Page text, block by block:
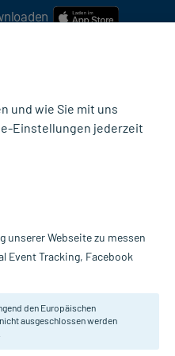
Pflegeöl beugt
verbessert die Elastizität,
und wie Sie mit uns
Einstellungen jederzeit
unserer Webseite zu messen
Event Tracking, Facebook
den Europäischen
ausgeschlossen werden